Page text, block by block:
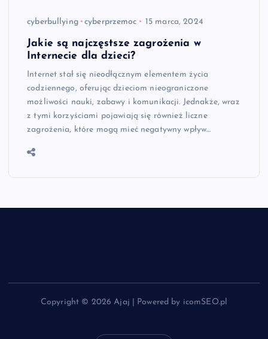
cyberbullying cyberprzemoc 15 marca, 2024
Jakie są najczęstsze zagrożenia w
Internecie dla dzieci?
Internet stał się nieodłącznym elementem życia
codziennego, oferując dzieciom nieograniczone
możliwości nauki, zabawy i komunikacji. Jednakże, wraz
z tymi korzyściami pojawiają się również liczne
zagrożenia, które mogą mieć negatywny wpływ…
Copyright © 2026 Ajaj | Powered by icomSEO.pl